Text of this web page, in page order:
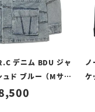
デニム BDU ジャ
ド ブルー（Mサイ
ズ）
ノ
ケ